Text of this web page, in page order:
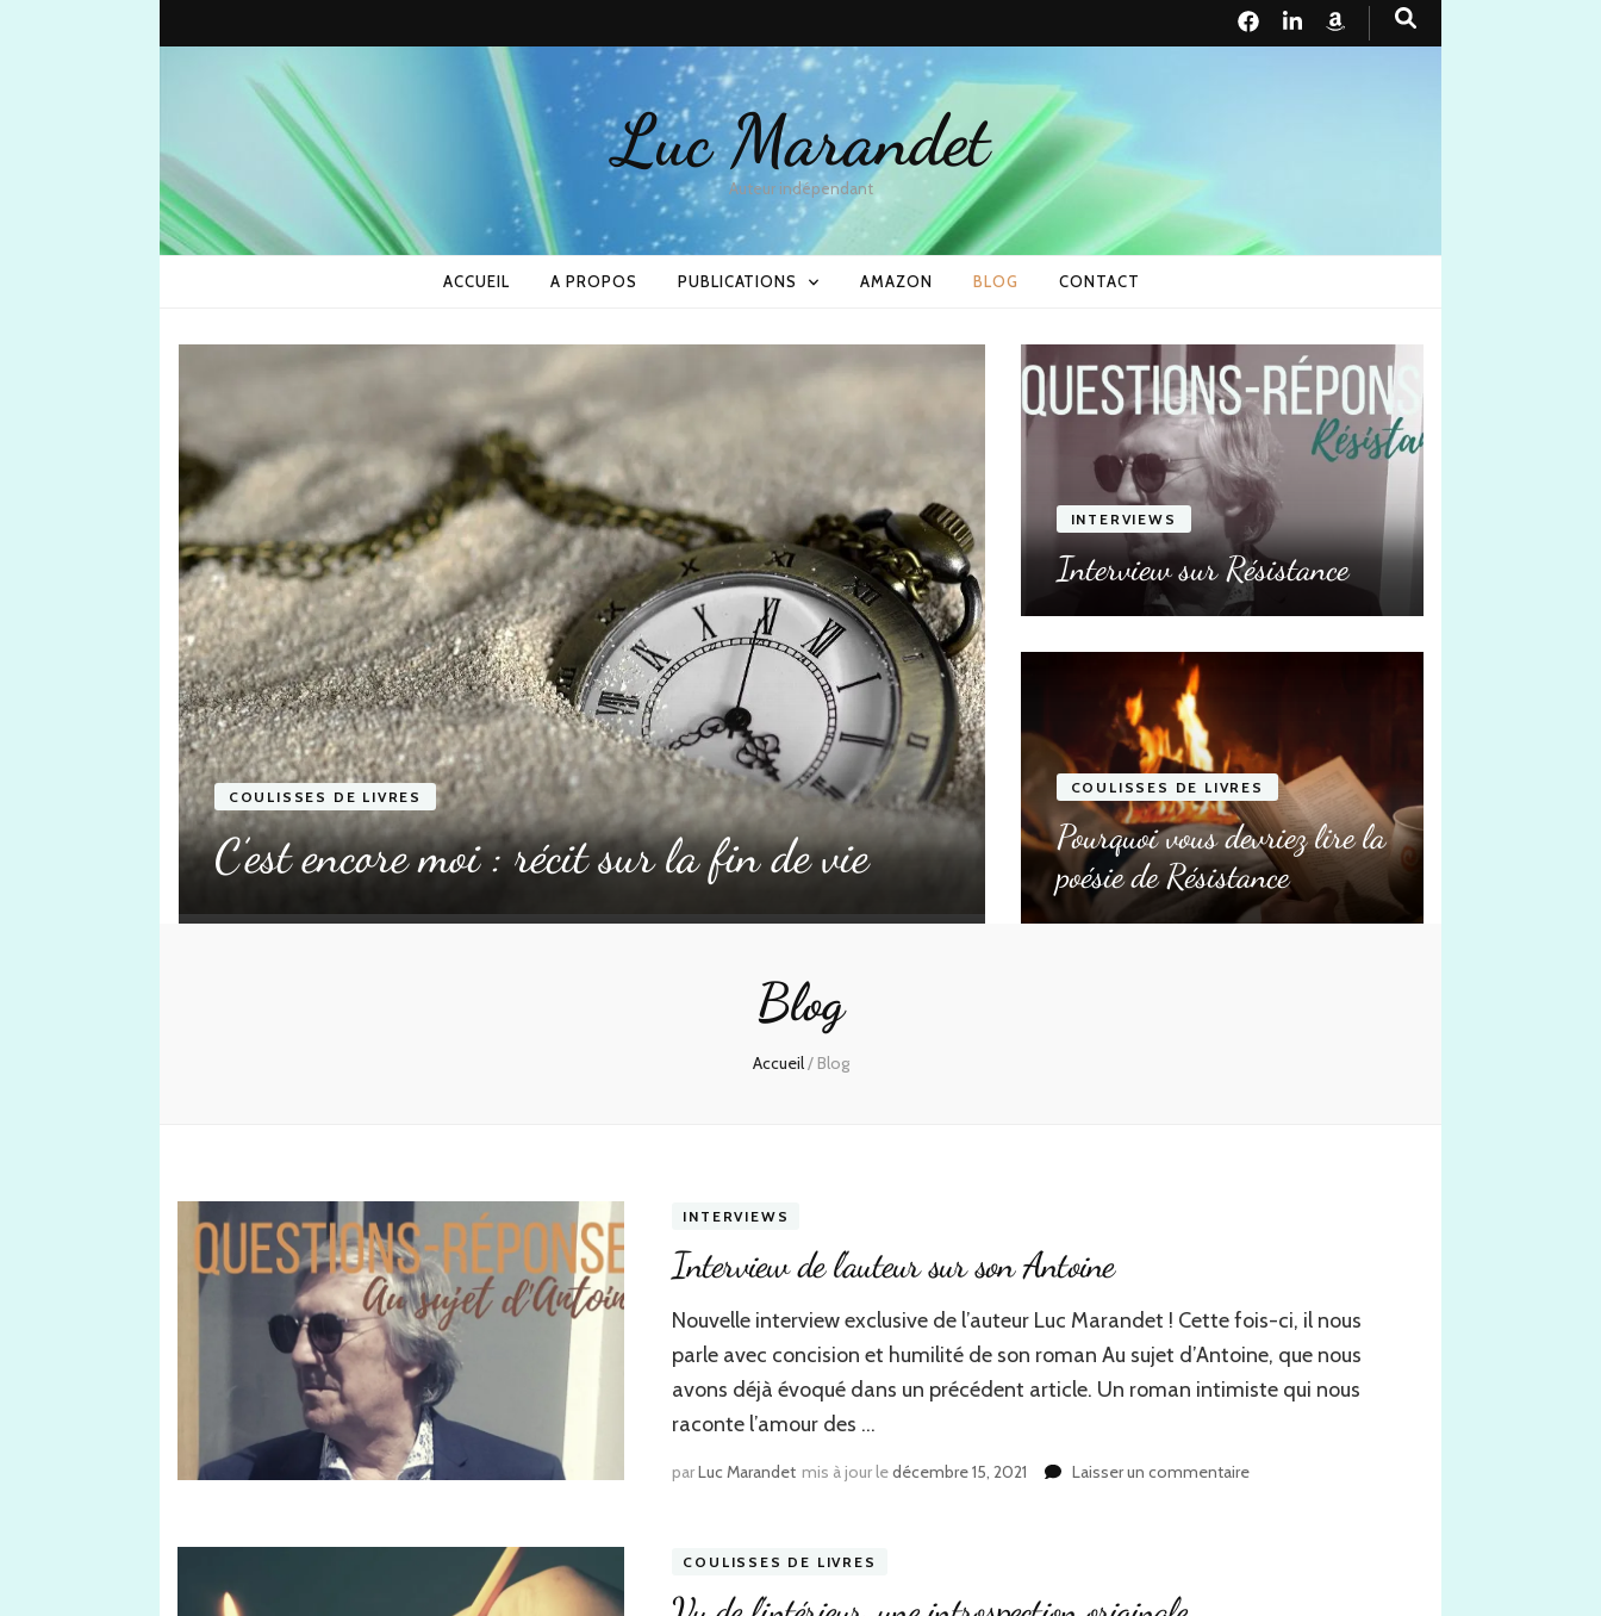
Luc Marandet
Auteur indépendant
ACCUEIL A PROPOS PUBLICATIONS AMAZON BLOG CONTACT
COULISSES DE LIVRES
C’est encore moi : récit sur la fin de vie
INTERVIEWS
Interview sur Résistance
COULISSES DE LIVRES
Pourquoi vous devriez lire la
poésie de Résistance
Blog
Accueil/ Blog
INTERVIEWS
Interview de l’auteur sur son Antoine
Nouvelle interview exclusive de l’auteur Luc Marandet ! Cette fois-ci, il nous
parle avec concision et humilité de son roman Au sujet d’Antoine, que nous
avons déjà évoqué dans un précédent article. Un roman intimiste qui nous
raconte l’amour des …
parLuc Marandet mis à jour ledécembre 15, 2021 Laisser un commentairesur
COULISSES DE LIVRES